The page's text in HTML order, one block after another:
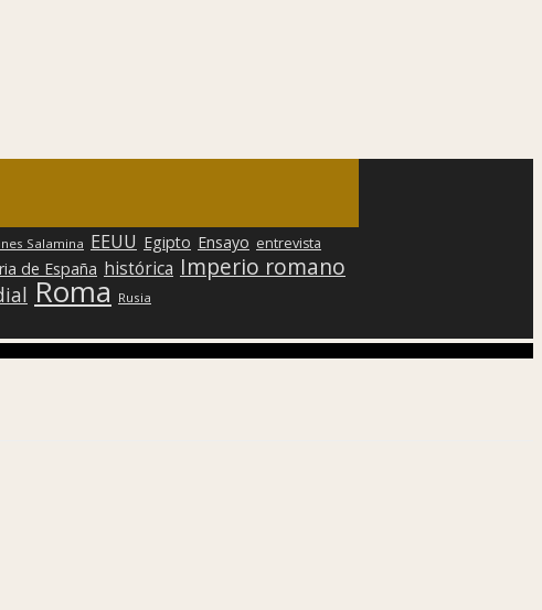
Salamina EEUU Egipto Ensayo entrevista
de España histórica Imperio romano
Roma Rusia